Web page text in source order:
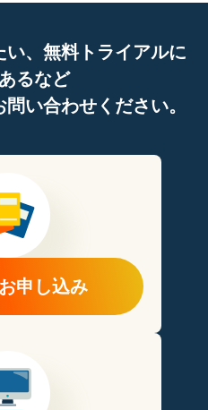
、無料トライアルに
るなど
い合わせください。
申し込み